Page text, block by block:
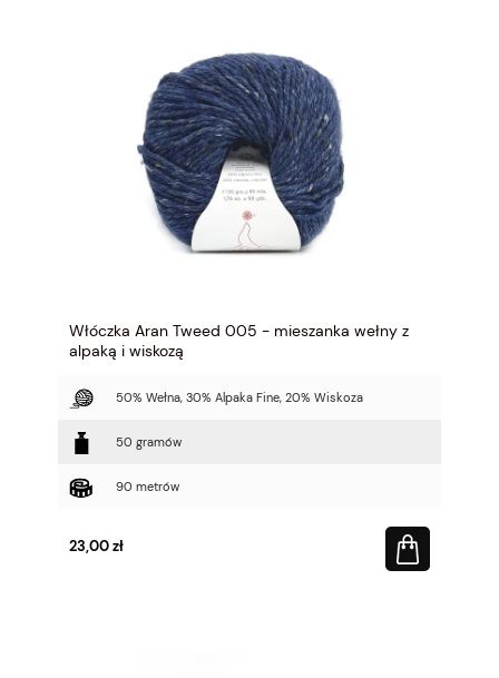
Włóczka Aran Tweed 005 - mieszanka wełny z
alpaką i wiskozą
50% Wełna, 30% Alpaka Fine, 20% Wiskoza
50 gramów
90 metrów
23,00 zł